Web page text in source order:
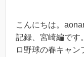
こんにちは。
記録、宮崎編です
ロ野球の春キャ